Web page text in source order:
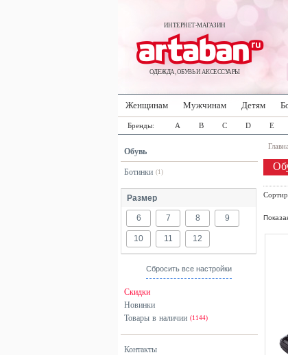
ИНТЕРНЕТ-МАГАЗИН
ОДЕЖДА, ОБУВЬ И АКСЕССУАРЫ
Женщинам Мужчинам Детям
Бренды: A B C D E
Обувь
Ботинки (1)
Размер
6 7 8 9
10 11 12
Сбросить все настройки
Скидки
Новинки
Товары в наличии (1144)
Контакты